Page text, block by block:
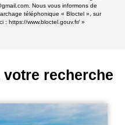
Nous vous informons de
téléphonique « Bloctel », sur
: https://www.bloctel.gouv.fr/ »
recherche